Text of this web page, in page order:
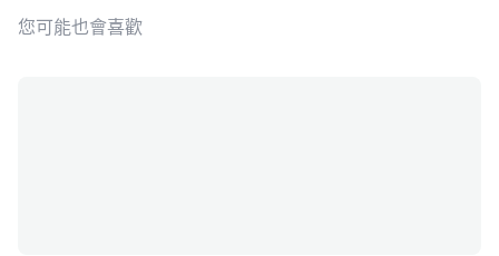
您可能也會喜歡